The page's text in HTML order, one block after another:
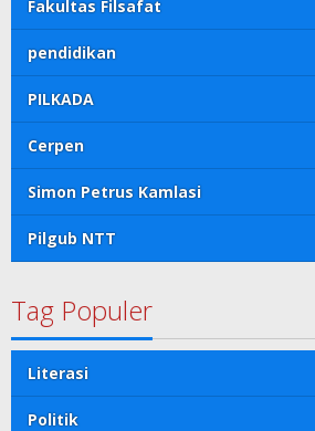
Fakultas Filsafat
pendidikan
PILKADA
Cerpen
Simon Petrus Kamlasi
Pilgub NTT
Tag Populer
Literasi
Politik